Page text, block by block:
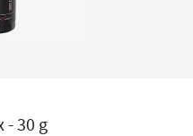
- 30 g